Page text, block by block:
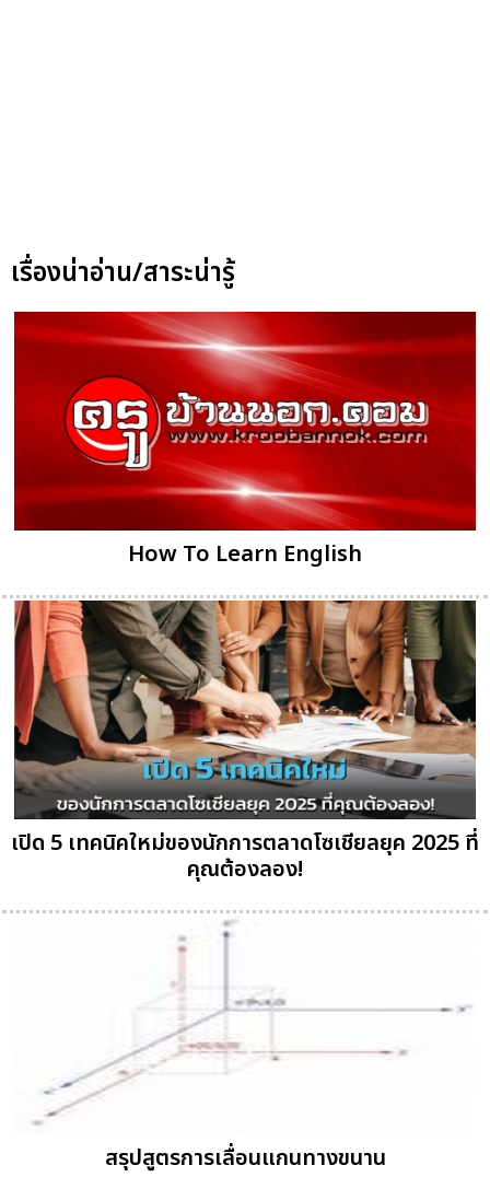
เรื่องน่าอ่าน/สาระน่ารู้
How To Learn English
เปิด 5 เทคนิคใหม่ของนักการตลาดโซเชียลยุค 2025 ที่
คุณต้องลอง!
สรุปสูตรการเลื่อนแกนทางขนาน